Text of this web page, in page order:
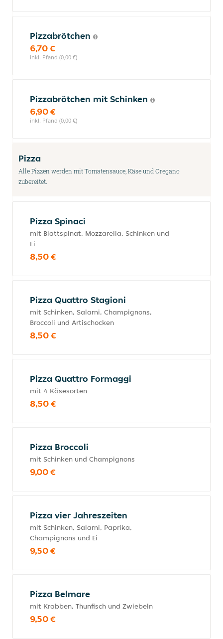
Pizzabrötchen
6,70 €
inkl. Pfand (0,00 €)
Pizzabrötchen mit Schinken
6,90 €
inkl. Pfand (0,00 €)
Pizza
Alle Pizzen werden mit Tomatensauce, Käse und Oregano
zubereitet.
Pizza Spinaci
mit Blattspinat, Mozzarella, Schinken und
Ei
8,50 €
Pizza Quattro Stagioni
mit Schinken, Salami, Champignons,
Broccoli und Artischocken
8,50 €
Pizza Quattro Formaggi
mit 4 Käsesorten
8,50 €
Pizza Broccoli
mit Schinken und Champignons
9,00 €
Pizza vier Jahreszeiten
mit Schinken, Salami, Paprika,
Champignons und Ei
9,50 €
Pizza Belmare
mit Krabben, Thunfisch und Zwiebeln
9,50 €